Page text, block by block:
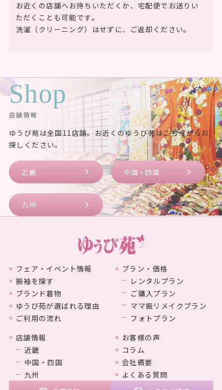
お近くの店舗へお持ちいただくか、宅配便でお送りい
ただくことも可能です。
洗濯（クリーニング）はせずに、ご返却ください。
Shop
店舗情報
ゆうび苑は全国11店舗。お近くのゆうび苑はこちらからお
探しください。
近畿 中国・四国
九州
フェア・イベント情報
振袖を探す
ブランド着物
ゆうび苑が選ばれる理由
ご利用の流れ
プラン・価格
レンタルプラン
ご購入プラン
ママ振リメイクプラン
フォトプラン
店舗情報
近畿
中国・四国
九州
お客様の声
コラム
会社概要
よくある質問